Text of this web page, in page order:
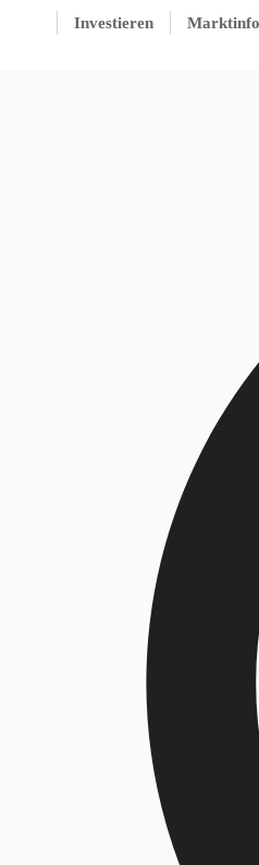
Investieren